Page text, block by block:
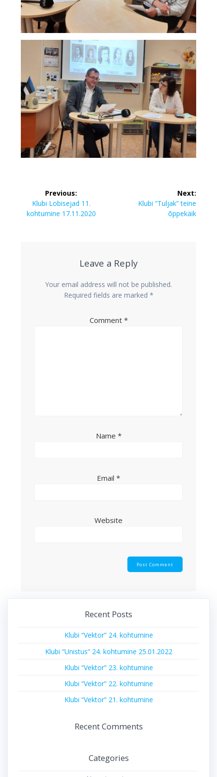
navigation
Previous:
Previous
post:
Klubi Lobisejad 11.
kohtumine 17.11.2020
Next:
Next
Klubi “Tuljak” teine
õppekäik
Leave a Reply
Your email address will not be published.
Required fields are marked *
Comment *
Name *
Email *
Website
Recent Posts
Klubi “Vektor” 24. kohtumine
Klubi “Unistus” 24. kohtumine 25.01.2022
Klubi “Vektor” 23. kohtumine
Klubi “Vektor” 22. kohtumine
Klubi “Vektor” 21. kohtumine
Recent Comments
Categories